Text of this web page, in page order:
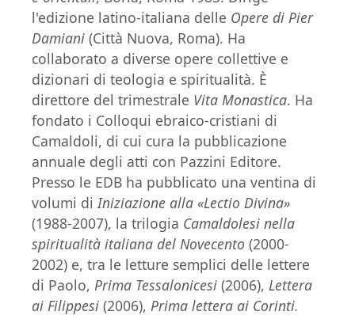
l'edizione latino-italiana delle Opere di Pier
Damiani (Città Nuova, Roma). Ha
collaborato a diverse opere collettive e
dizionari di teologia e spiritualità. È
direttore del trimestrale Vita Monastica. Ha
fondato i Colloqui ebraico-cristiani di
Camaldoli, di cui cura la pubblicazione
annuale degli atti con Pazzini Editore.
Presso le EDB ha pubblicato una ventina di
volumi diIniziazione alla «Lectio Divina»
(1988-2007), la trilogia Camaldolesi nella
spiritualità italiana del Novecento (2000-
2002) e, tra le letture semplici delle lettere
di Paolo, Prima Tessalonicesi (2006), Lettera
ai Filippesi (2006), Prima lettera ai Corinti.